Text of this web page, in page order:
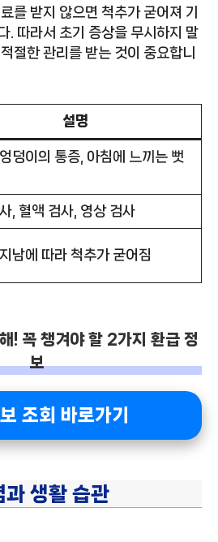
를 받지 않으면 척추가 굳어져 기
. 따라서 초기 증상을 무시하지 말
절한 관리를 받는 것이 중요합니
설명
덩이의 통증, 아침에 느끼는 뻣
, 혈액 검사, 영상 검사
남에 따라 척추가 굳어짐
! 꼭 챙겨야 할 2가지 환급 정
보
조회 바로가기
과 생활 습관